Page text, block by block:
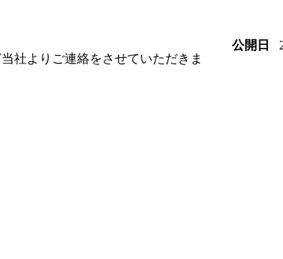
社よりご連絡をさせていただきま
公開日